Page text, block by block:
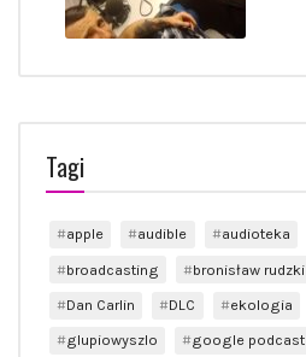
Tagi
apple audible audioteka
broadcasting
bronisław rudzki
Dan Carlin
DLC ekologia
glupiowyszlo
google podcast